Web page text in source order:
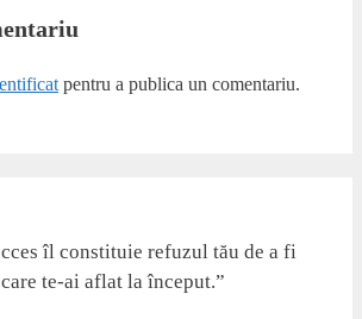
pentru a publica un comentariu.
îl constituie refuzul tău de a fi
te-ai aflat la început.”